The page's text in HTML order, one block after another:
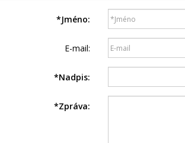
*Jméno:
E-mail:
*Nadpis:
*Zpráva: